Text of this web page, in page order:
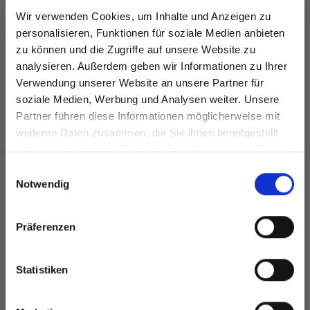
Wir verwenden Cookies, um Inhalte und Anzeigen zu
personalisieren, Funktionen für soziale Medien anbieten
zu können und die Zugriffe auf unsere Website zu
analysieren. Außerdem geben wir Informationen zu Ihrer
Verwendung unserer Website an unsere Partner für
soziale Medien, Werbung und Analysen weiter. Unsere
Partner führen diese Informationen möglicherweise mit
weiteren Daten zusammen, die Sie ihnen bereitgestellt
haben oder die sie im Rahmen Ihrer Nutzung der Dienste
Notwendig
Präferenzen
Statistiken
Cardigan by DROPS Design
#violetreveriecardigan
DROPS Design: Modell ks-243
GarngruppeA + A oder C
-------------------------------------------------------
Maßskizze)
Garngruppe A)
Spare bis zu 50%
und erhalte exklusiven Zugang zu